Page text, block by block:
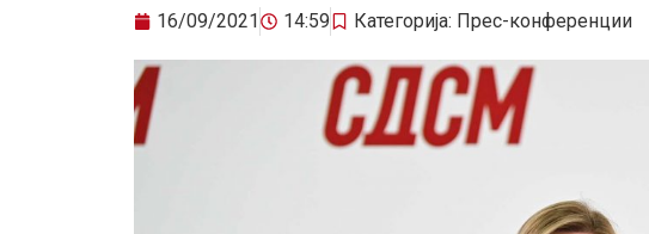
16/09/2021 14:59 Категорија: Прес-конференции